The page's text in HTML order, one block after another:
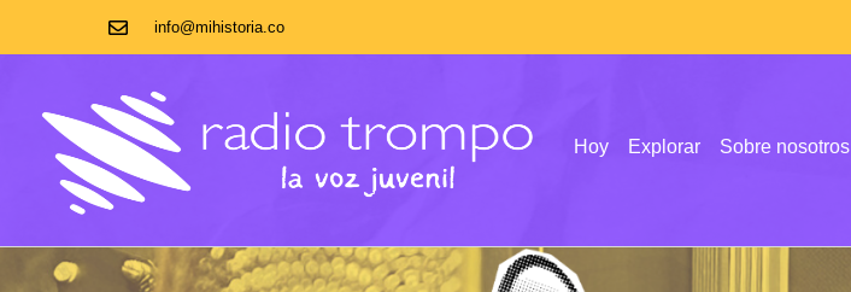
info@mihistoria.co
Hoy Explorar Sobre nosotros